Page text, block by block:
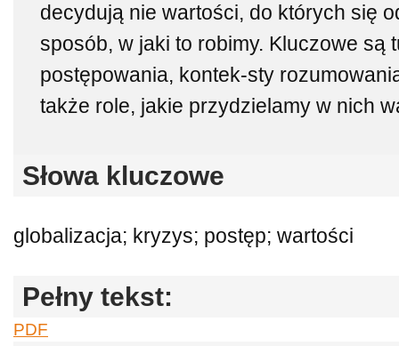
decydują nie wartości, do których się
sposób, w jaki to robimy. Kluczowe są
postępowania, kontek-sty
także role, jakie przydzielamy w nich
Słowa kluczowe
globalizacja; kryzys; postęp; wartości
Pełny tekst:
PDF